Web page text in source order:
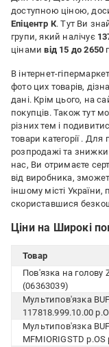
доступною ціною,
Епіцентр К. Тут Ви
групи, який налічує
цінамивід 15 до 2650
В інтернет-
фото цих товарів,
дані. Крім цього, на
покупців. Також тут
різних тем і
товари категорії . Для
розпродажі та
нас, Ви отримаєте
від виробника,
іншому місті
скориставшися
Ціни на Широкі
Товар
Пов'язка на голову
(06363039)
Мультипов'язка
117818.999.10.00
Мультипов'язка
MFMIORIGSTD